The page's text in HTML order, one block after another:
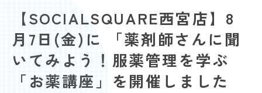
【SOCIALSQUARE西宮店】8
月7日(金)に 「薬剤師さんに聞
いてみよう！服薬管理を学ぶ
「お薬講座」を開催しました